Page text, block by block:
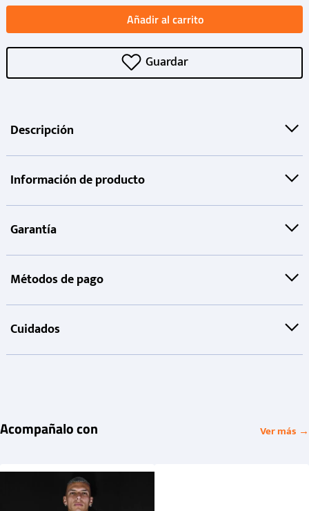
Añadir al carrito
Descripción
Información de producto
Garantía
Métodos de pago
Cuidados
Acompañalo con Ver más →